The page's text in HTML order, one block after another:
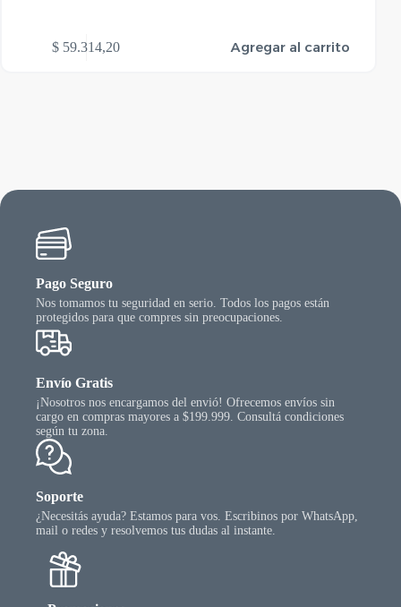
$ 59.314,20 Agregar al carrito
Pago Seguro
Nos tomamos tu seguridad en serio. Todos los pagos están
protegidos para que compres sin preocupaciones.
Envío Gratis
¡Nosotros nos encargamos del envió! Ofrecemos envíos sin
cargo en compras mayores a $199.999. Consultá condiciones
según tu zona.
Soporte
¿Necesitás ayuda? Estamos para vos. Escribinos por WhatsApp,
mail o redes y resolvemos tus dudas al instante.